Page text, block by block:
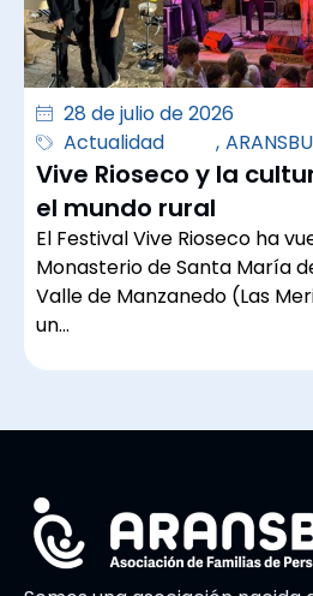
28 de julio de 2026
Actualidad
,
Vive Rioseco y la
el mundo rural
El Festival Vive Rioseco ha
Monasterio de Santa María
Valle de Manzanedo (Las
un…